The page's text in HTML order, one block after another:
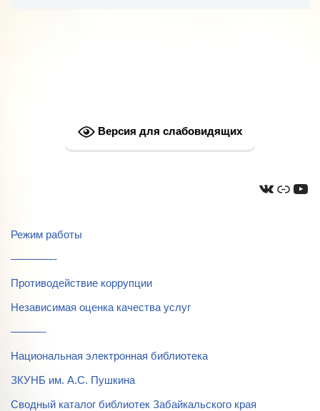
Версия для слабовидящих
Режим работы
————-
Противодействие коррупции
Независимая оценка качества услуг
———-
Национальная электронная библиотека
ЗКУНБ им. А.С. Пушкина
Сводный каталог библиотек Забайкальского края